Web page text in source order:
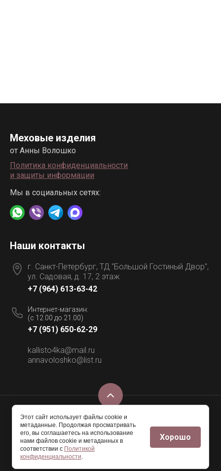
Меховые изделия
от Анны Волошко
Политика конфиденциальности
и защиты информации
Мы в социальных сетях:
Наши контакты
г. Санкт-Петербург, ТД "Большой Гостиный Двор",
ул. Садовая, д. 17, 2 этаж
+7 (964) 613-63-42
Интернет-магазин:
(с 12.00 до 21.00)
+7 (951) 650-62-29
kallisto4ka@mail.ru
annavoloshko@list.ru
© 2016 - 2026 Меховой салон ANNA VOLOSHKO
Сайт создан в:
Этот сайт использует файлы cookie и
метаданные. Продолжая просматривать
его, вы соглашаетесь на использование
нами файлов cookie и метаданных в
соответствии с Политикой
конфиденциальности.
Хорошо